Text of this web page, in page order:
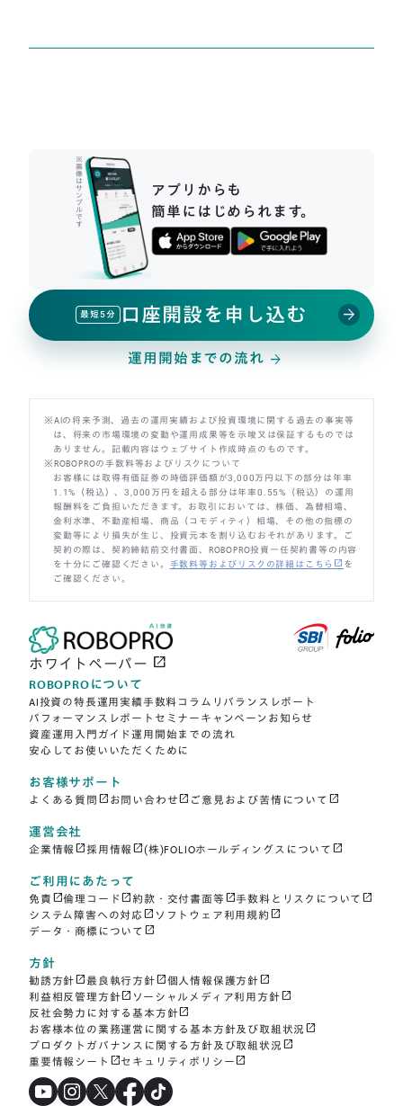
※
画
像
は
サ
ン
プ
ル
で
す
アプリからも
簡単にはじめられます。
最短5分 口座開設を申し込む arrow_forward
運用開始までの流れ arrow_forward
※AIの将来予測、過去の運用実績および投資環境に関する過去の事実等
は、将来の市場環境の変動や運用成果等を示唆又は保証するものでは
ありません。記載内容はウェブサイト作成時点のものです。
※ROBOPROの手数料等およびリスクについて
お客様には取得有価証券の時価評価額が3,000万円以下の部分は年率
1.1%（税込）、3,000万円を超える部分は年率0.55%（税込）の運用
報酬料をご負担いただきます。お取引においては、株価、為替相場、
金利水準、不動産相場、商品（コモディティ）相場、その他の指標の
変動等により損失が生じ、投資元本を割り込むおそれがあります。ご
契約の際は、契約締結前交付書面、ROBOPRO投資一任契約書等の内容
を十分にご確認ください。 手数料等およびリスクの詳細はこちら open_in_new を
ご確認ください。
ホワイトペーパー open_in_new
ROBOPROについて
AI投資の特長運用実績手数料 コラム リバランスレポート
パフォーマンスレポート セミナー キャンペーン お知らせ
資産運用入門ガイド運用開始までの流れ
安心してお使いいただくために
お客様サポート
よくある質問 open_in_new お問い合わせ open_in_new ご意見および苦情について open_in_new
運営会社
企業情報 open_in_new採用情報 open_in_new(株)FOLIOホールディングスについて open_in_new
ご利用にあたって
免責 open_in_new倫理コード open_in_new約款・交付書面等 open_in_new手数料とリスクについて open_in_new
システム障害への対応 open_in_new ソフトウェア利用規約 open_in_new
データ・商標について open_in_new
方針
勧誘方針 open_in_new 最良執行方針 open_in_new個人情報保護方針 open_in_new
利益相反管理方針 open_in_new ソーシャルメディア利用方針 open_in_new
反社会勢力に対する基本方針 open_in_new
お客様本位の業務運営に関する基本方針及び取組状況 open_in_new
プロダクトガバナンスに関する方針及び取組状況 open_in_new
重要情報シート open_in_newセキュリティポリシー open_in_new